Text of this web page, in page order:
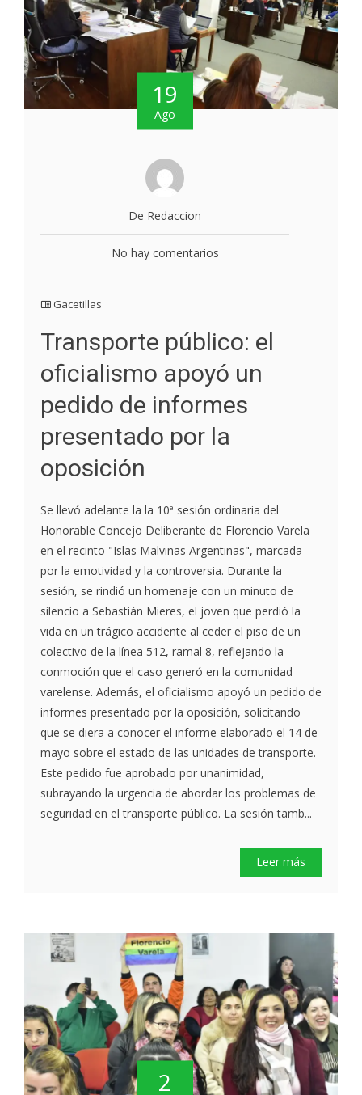
19
Ago
De Redaccion
No hay comentarios
Gacetillas
Transporte público: el
oficialismo apoyó un
pedido de informes
presentado por la
oposición
Se llevó adelante la la 10ª sesión ordinaria del
Honorable Concejo Deliberante de Florencio Varela
en el recinto "Islas Malvinas Argentinas", marcada
por la emotividad y la controversia. Durante la
sesión, se rindió un homenaje con un minuto de
silencio a Sebastián Mieres, el joven que perdió la
vida en un trágico accidente al ceder el piso de un
colectivo de la línea 512, ramal 8, reflejando la
conmoción que el caso generó en la comunidad
varelense. Además, el oficialismo apoyó un pedido de
informes presentado por la oposición, solicitando
que se diera a conocer el informe elaborado el 14 de
mayo sobre el estado de las unidades de transporte.
Este pedido fue aprobado por unanimidad,
subrayando la urgencia de abordar los problemas de
seguridad en el transporte público. La sesión tamb...
Leer más
2